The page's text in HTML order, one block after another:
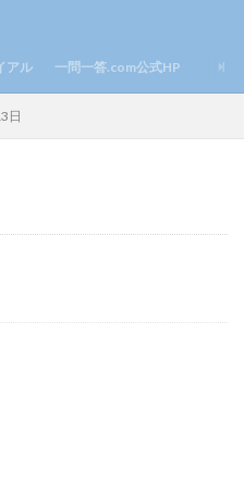
アル 一問一答.com公式HP
日